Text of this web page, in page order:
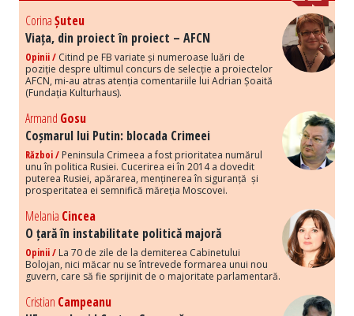
CorinaȘuteu
Viața, din proiect în proiect – AFCN
Opinii / Citind pe FB variate și numeroase luări de
poziție despre ultimul concurs de selecție a proiectelor
AFCN, mi-au atras atenția comentariile lui Adrian Șoaită
(Fundația Kulturhaus).
Armand Gosu
Coșmarul lui Putin: blocada Crimeei
Război / Peninsula Crimeea a fost prioritatea numărul
unu în politica Rusiei. Cucerirea ei în 2014 a dovedit
puterea Rusiei, apărarea, menținerea în siguranță și
prosperitatea ei semnifică măreția Moscovei.
Melania Cincea
O țară în instabilitate politică majoră
Opinii / La 70 de zile de la demiterea Cabinetului
Bolojan, nici măcar nu se întrevede formarea unui nou
guvern, care să fie sprijinit de o majoritate parlamentară.
Cristian Campeanu